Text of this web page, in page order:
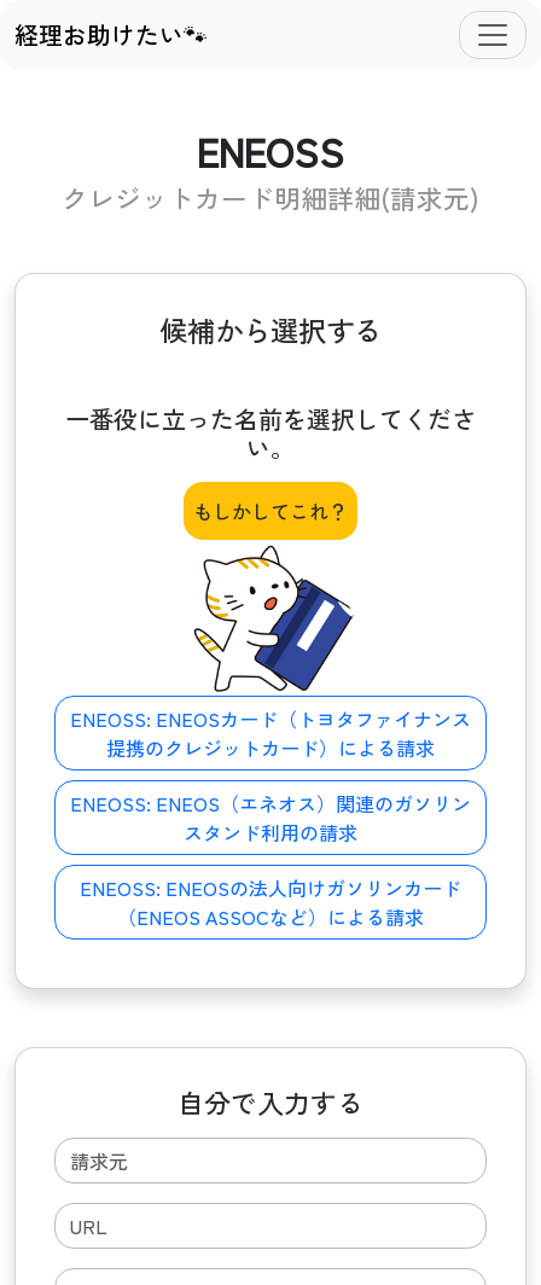
経理お助けたい🐾
ENEOSS
クレジットカード明細詳細(請求元)
候補から選択する
一番役に立った名前を選択してくださ
い。
もしかしてこれ？
ENEOSS: ENEOSカード（トヨタファイナンス
提携のクレジットカード）による請求
ENEOSS: ENEOS（エネオス）関連のガソリン
スタンド利用の請求
ENEOSS: ENEOSの法人向けガソリンカード
（ENEOS ASSOCなど）による請求
自分で入力する